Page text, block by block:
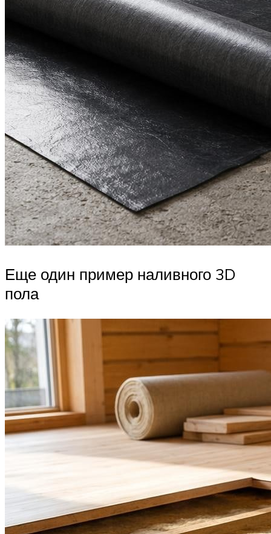
Еще один пример наливного 3D
пола